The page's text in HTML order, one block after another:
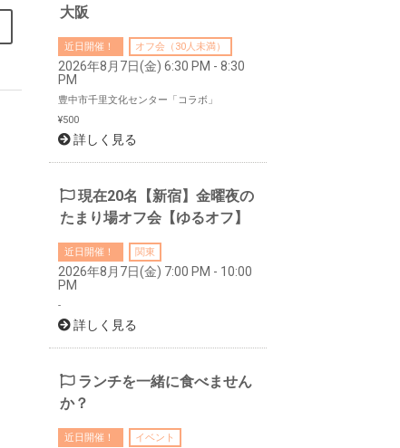
大阪
近日開催！ オフ会（30人未満）
2026年8月7日(金) 6:30 PM - 8:30
PM
豊中市千里文化センター「コラボ」
¥500
詳しく見る
現在20名【新宿】金曜夜の
たまり場オフ会【ゆるオフ】
近日開催！ 関東
2026年8月7日(金) 7:00 PM - 10:00
PM
-
詳しく見る
ランチを一緒に食べません
か？
近日開催！ イベント